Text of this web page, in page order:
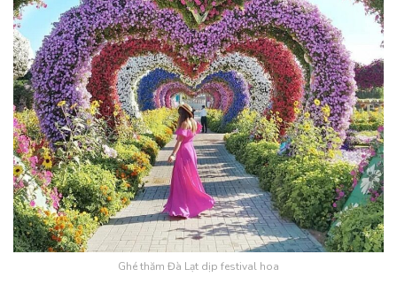
Ghé thăm Đà Lạt dịp festival hoa